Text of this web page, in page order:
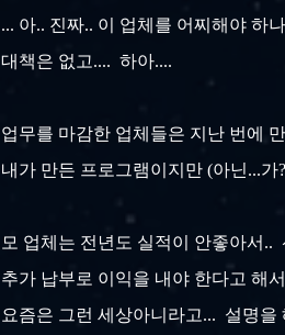
... 아.. 진짜.. 이 업체를 어찌해야
대책은 없고.... 하아....
업무를 마감한 업체들은 지난 번에
내가 만든 프로그램이지만 (아닌...
모 업체는 전년도 실적이 안좋아서
추가 납부로 이익을 내야 한다고
요즘은 그런 세상아니라고... 설명